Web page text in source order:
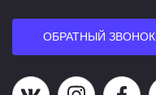
ОБРАТНЫЙ ЗВОНОК